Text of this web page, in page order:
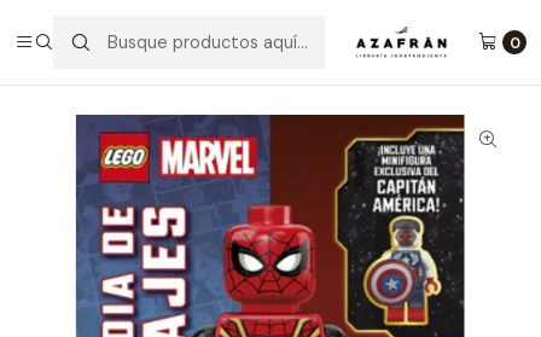
0
Lego Marvel Enciclopedia De Personajes